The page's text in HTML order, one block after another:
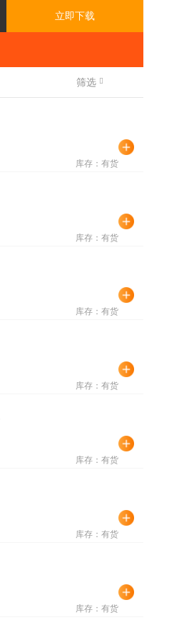
筛选
库存：有货
库存：有货
库存：有货
库存：有货
库存：有货
库存：有货
库存：有货
立即下载